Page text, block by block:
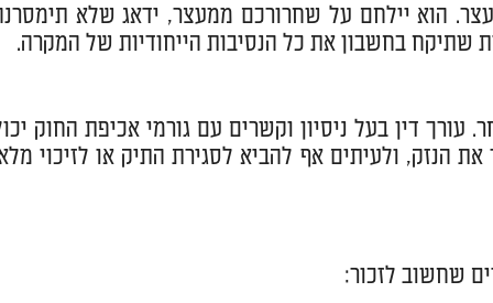
הוא יילחם על שחרורכם ממעצר, ידאג שלא
שתיקח בחשבון את כל הנסיבות הייחודיות של המקרה.
דין בעל ניסיון וקשרים עם גורמי אכיפת החוק
הנזק, ולעיתים אף להביא לסגירת התיק או לזיכוי
שחשוב לזכור: